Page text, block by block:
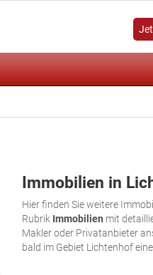
Immobilien in
Hier finden Sie weitere
Rubrik Immobilien mit
Makler oder Privatanbieter
bald im Gebiet Lichtenhof